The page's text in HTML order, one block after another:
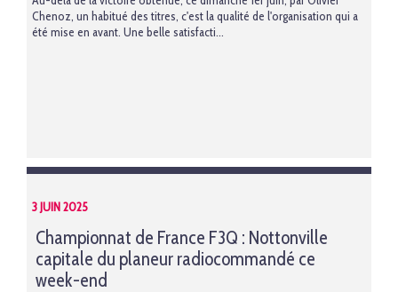
Chenoz, un habitué des titres, c'est la qualité de l'organisation qui a
été mise en avant. Une belle satisfacti...
3 JUIN 2025
Championnat de France F3Q : Nottonville
capitale du planeur radiocommandé ce
week-end